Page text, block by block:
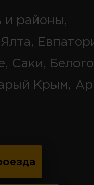
и районы,
Саки,
Крым,